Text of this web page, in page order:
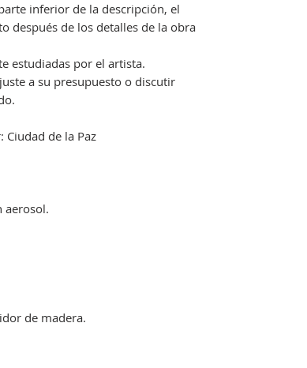
inferior de la descripción, el
después de los detalles de la obra
estudiadas por el artista.
a su presupuesto o discutir
de la Paz
aerosol.
de madera.